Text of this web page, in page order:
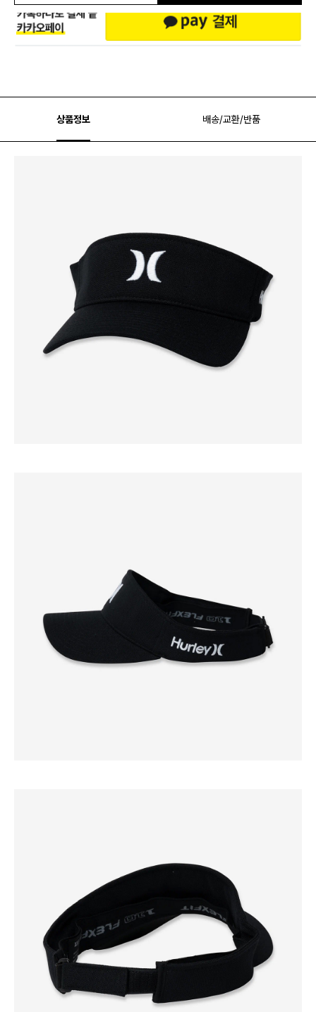
상품정보 배송/교환/반품